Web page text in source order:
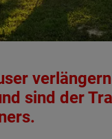
sind der